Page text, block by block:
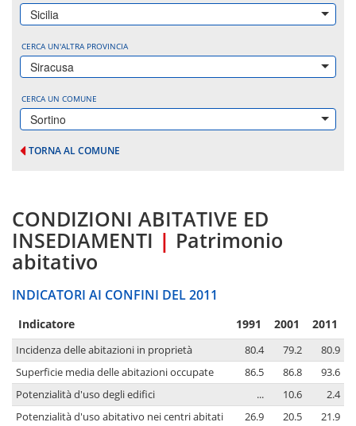
Sicilia
CERCA UN'ALTRA PROVINCIA
Siracusa
CERCA UN COMUNE
Sortino
TORNA AL COMUNE
CONDIZIONI ABITATIVE ED
INSEDIAMENTI | Patrimonio
abitativo
INDICATORI AI CONFINI DEL 2011
Indicatore 1991 2001 2011
Incidenza delle abitazioni in proprietà 80.4 79.2
80.9
Superficie media delle abitazioni occupate
86.5 86.8
93.6
Potenzialità d'uso degli edifici
... 10.6
2.4
Potenzialità d'uso abitativo nei centri abitati
26.9 20.5
21.9